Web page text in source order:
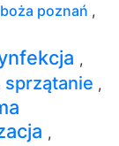
poznań ,
,
sprzątanie ,
,